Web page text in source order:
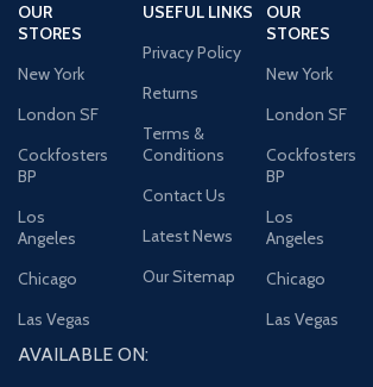
OUR
STORES
New York
London SF
Cockfosters
BP
Los
Angeles
Chicago
Las Vegas
USEFUL LINKS
Privacy Policy
Returns
Terms &
Conditions
Contact Us
Latest News
Our Sitemap
OUR
STORES
New York
London SF
Cockfosters
BP
Los
Angeles
Chicago
Las Vegas
AVAILABLE ON: